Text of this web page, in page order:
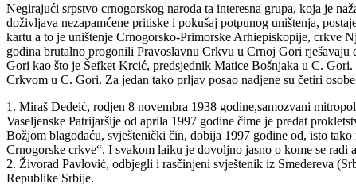
Negirajući srpstvo crnogorskog naroda ta interesna grupa, koja je
doživljava nezapamćene pritiske i pokušaj potpunog uništenja,
kartu a to je uništenje Crnogorsko-Primorske Arhiepiskopije, crkve
godina brutalno progonili Pravoslavnu Crkvu u Crnoj Gori
Gori kao što je Šefket Krcić, predsjednik Matice Bošnjaka u C.
Crkvom u C. Gori. Za jedan tako prljav posao nadjene su četiri
1. Miraš Dedeić, rodjen 8 novembra 1938 godine,samozvani
Vaseljenske Patrijaršije od aprila 1997 godine čime je predat
Božjom blagodaću, svještenički čin, dobija 1997 godine od, isto
Crnogorske crkve“. I svakom laiku je dovoljno jasno o kome se
2. Živorad Pavlović, odbjegli i rasčinjeni svještenik iz Smedereva
Republike Srbije.